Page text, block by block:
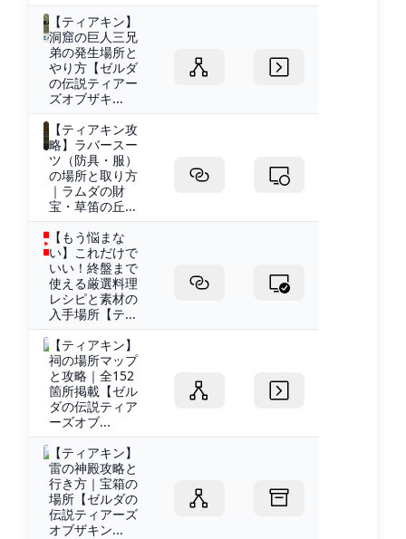
【ティアキン】
洞窟の巨人三兄
弟の発生場所と
やり方【ゼルダ
の伝説ティアー
ズオブザキ...
【ティアキン攻
略】ラバースー
ツ（防具・服）
の場所と取り方
｜ラムダの財
宝・草笛の丘...
【もう悩まな
い】これだけで
いい！終盤まで
使える厳選料理
レシピと素材の
入手場所【テ...
【ティアキン】
祠の場所マップ
と攻略｜全152
箇所掲載【ゼル
ダの伝説ティア
ーズオブ...
【ティアキン】
雷の神殿攻略と
行き方｜宝箱の
場所【ゼルダの
伝説ティアーズ
オブザキン...